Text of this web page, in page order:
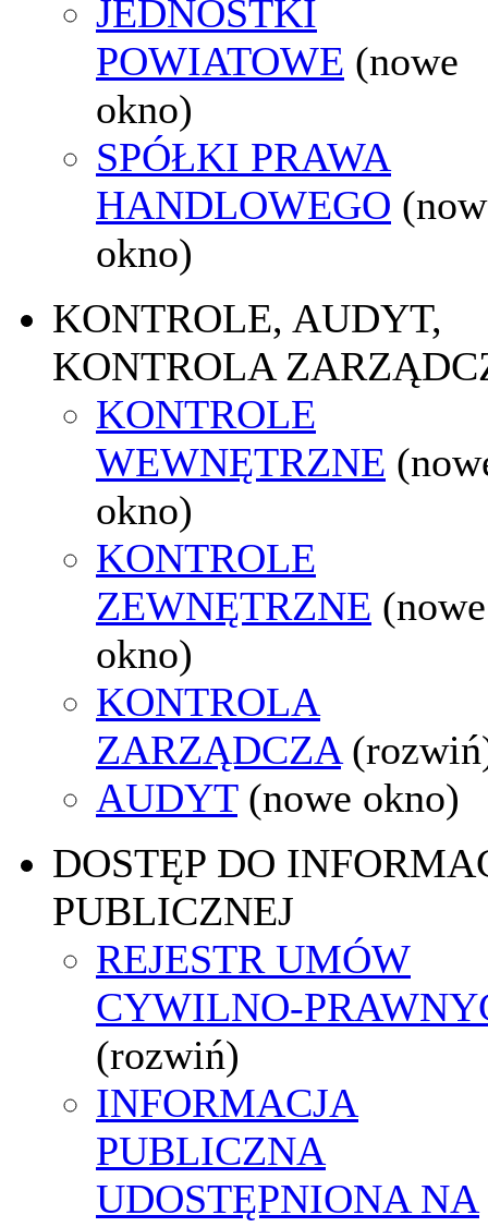
JEDNOSTKI
POWIATOWE (nowe
okno)
SPÓŁKI PRAWA
HANDLOWEGO
okno)
KONTROLE, AUDYT,
KONTROLA
KONTROLE
WEWNĘTRZNE
okno)
KONTROLE
ZEWNĘTRZNE (nowe
okno)
KONTROLA
ZARZĄDCZA
AUDYT (nowe okno)
DOSTĘP DO
PUBLICZNEJ
REJESTR UMÓW
CYWILNO-
(rozwiń)
INFORMACJA
PUBLICZNA
UDOSTĘPNIONA NA